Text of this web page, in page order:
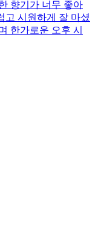
향기가 너무 좋아
고 시원하게 잘 마셨
한가로운 오후 시